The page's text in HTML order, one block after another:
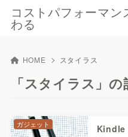
コストパフォーマン
わる
HOME スタイラス
「スタイラス」
Kindle
ガジェット